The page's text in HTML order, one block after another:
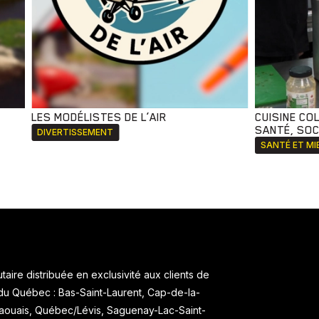
LES MODÉLISTES DE L’AIR
DIVERTISSEMENT
CUISINE
SANTÉ,
SANTÉ ET
distribuée en exclusivité aux clients de
Québec : Bas-Saint-Laurent, Cap-de-la-
Québec/Lévis, Saguenay-Lac-Saint-